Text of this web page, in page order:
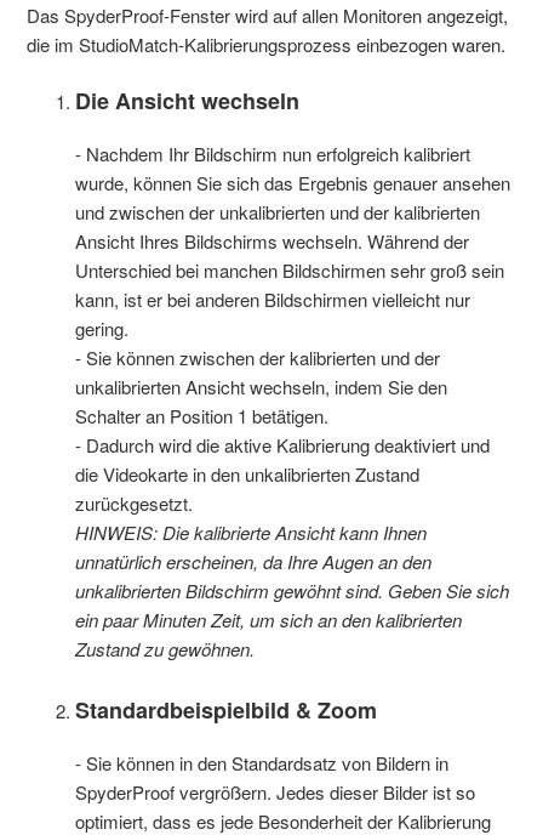
Das SpyderProof-Fenster wird auf allen Monitoren angezeigt,
die im StudioMatch-Kalibrierungsprozess einbezogen waren.
Die Ansicht wechseln
- Nachdem Ihr Bildschirm nun erfolgreich kalibriert
wurde, können Sie sich das Ergebnis genauer ansehen
und zwischen der unkalibrierten und der kalibrierten
Ansicht Ihres Bildschirms wechseln. Während der
Unterschied bei manchen Bildschirmen sehr groß sein
kann, ist er bei anderen Bildschirmen vielleicht nur
gering.
- Sie können zwischen der kalibrierten und der
unkalibrierten Ansicht wechseln, indem Sie den
Schalter an Position 1 betätigen.
- Dadurch wird die aktive Kalibrierung deaktiviert und
die Videokarte in den unkalibrierten Zustand
zurückgesetzt.
HINWEIS: Die kalibrierte Ansicht kann Ihnen
unnatürlich erscheinen, da Ihre Augen an den
unkalibrierten Bildschirm gewöhnt sind. Geben Sie sich
ein paar Minuten Zeit, um sich an den kalibrierten
Zustand zu gewöhnen.
Standardbeispielbild & Zoom
- Sie können in den Standardsatz von Bildern in
SpyderProof vergrößern. Jedes dieser Bilder ist so
optimiert, dass es jede Besonderheit der Kalibrierung